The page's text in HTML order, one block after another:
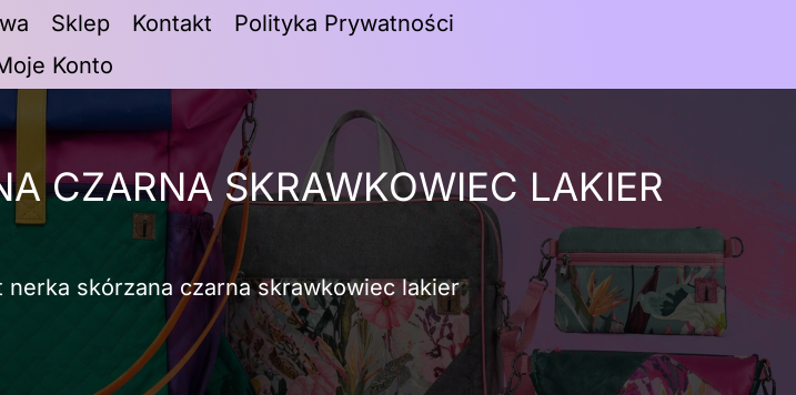
Sklep Kontakt
Polityka Prywatności
Konto
CZARNA SKRAWKOWIEC LAKIER
nerka skórzana czarna skrawkowiec lakier